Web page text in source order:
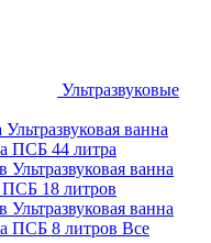
Ультразвуковые
Ультразвуковая ванна
ПСБ 44 литра
Ультразвуковая ванна
ПСБ 18 литров
Ультразвуковая ванна
ПСБ 8 литров Все